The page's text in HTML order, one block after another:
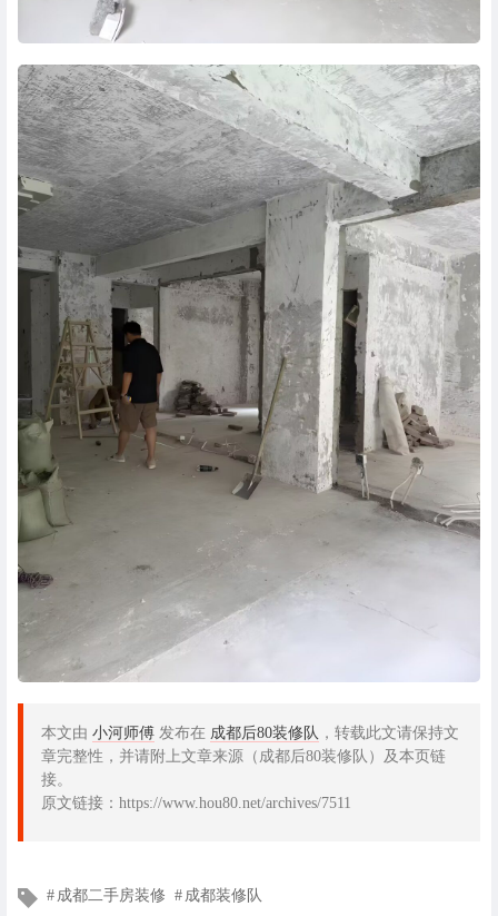
本文由 小河师傅 发布在 成都后80装修队 ，转载此文请保持文
章完整性，并请附上文章来源（成都后80装修队）及本页链
接。
原文链接：https://www.hou80.net/archives/7511
文 成都二手房装修 成都装修队